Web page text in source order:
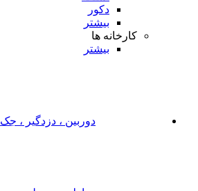
دکور
بیشتر
کارخانه ها
بیشتر
دوربین ، دزدگیر ، جک